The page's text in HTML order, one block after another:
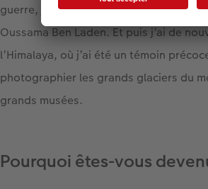
guerre, j’ai été en Afghanistan, en
Oussama Ben Laden. Et puis j’ai de
l’Himalaya, où j’ai été un témoin
photographier les grands glaciers du
grands musées.
Pourquoi êtes-vous